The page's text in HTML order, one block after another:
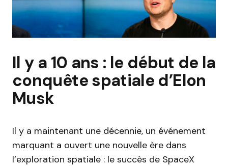
Il y a 10 ans : le début de la
conquête spatiale d’Elon
Musk
Il y a maintenant une décennie, un événement
marquant a ouvert une nouvelle ère dans
l’exploration spatiale : le succès de SpaceX